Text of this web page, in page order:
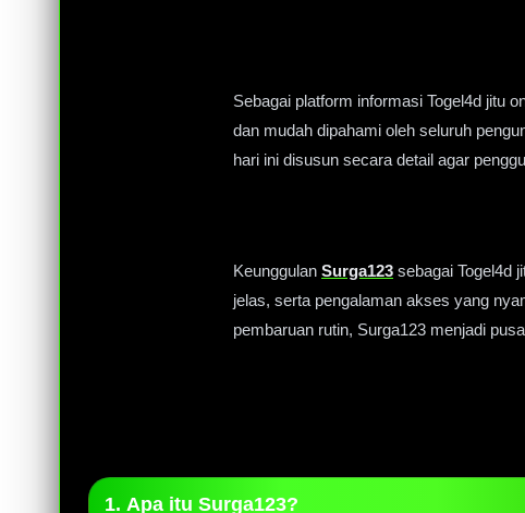
Sebagai platform informasi Togel4d jitu
dan mudah dipahami oleh seluruh
hari ini disusun secara detail agar
Keunggulan Surga123 sebagai Togel4d
jelas, serta pengalaman akses yang
pembaruan rutin, Surga123 menjadi
1. Apa itu Surga123?